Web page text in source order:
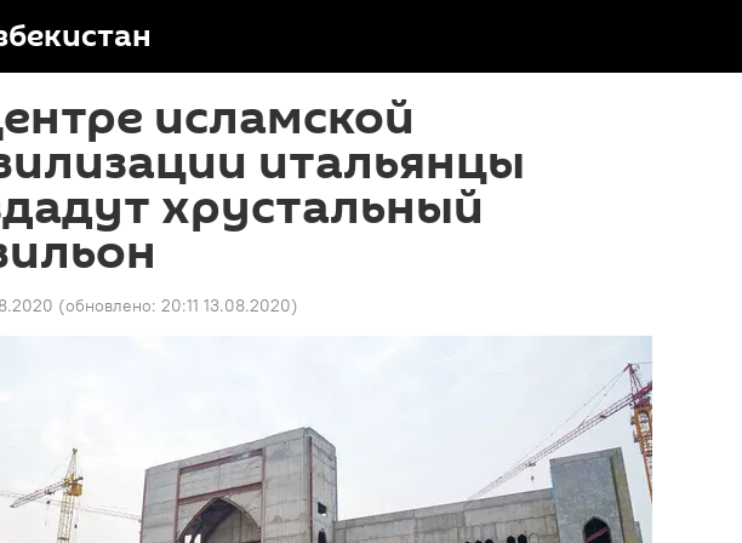
исламской
итальянцы
хрустальный
(обновлено: 20:11 13.08.2020)